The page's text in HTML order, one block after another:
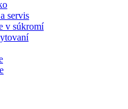
servis
v súkromí